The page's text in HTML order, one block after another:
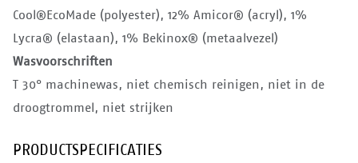
Cool®EcoMade (polyester), 12% Amicor® (acryl), 1%
Lycra® (elastaan), 1% Bekinox® (metaalvezel)
Wasvoorschriften
T 30° machinewas, niet chemisch reinigen, niet in de
droogtrommel, niet strijken
PRODUCTSPECIFICATIES